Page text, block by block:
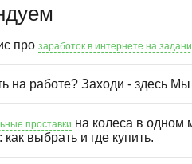
про заработок в интернете на
на работе? Заходи - здесь
проставки на колеса в одном
как выбрать и где купить.